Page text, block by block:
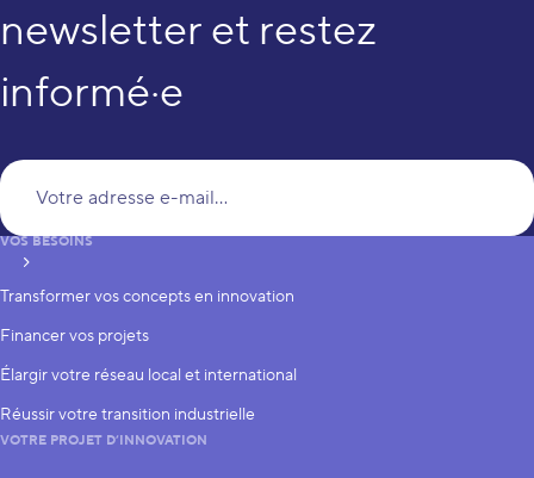
newsletter et restez
informé·e
S’inscrire
VOS BESOINS
Transformer vos concepts en innovation
Financer vos projets
Élargir votre réseau local et international
Réussir votre transition industrielle
VOTRE PROJET D’INNOVATION